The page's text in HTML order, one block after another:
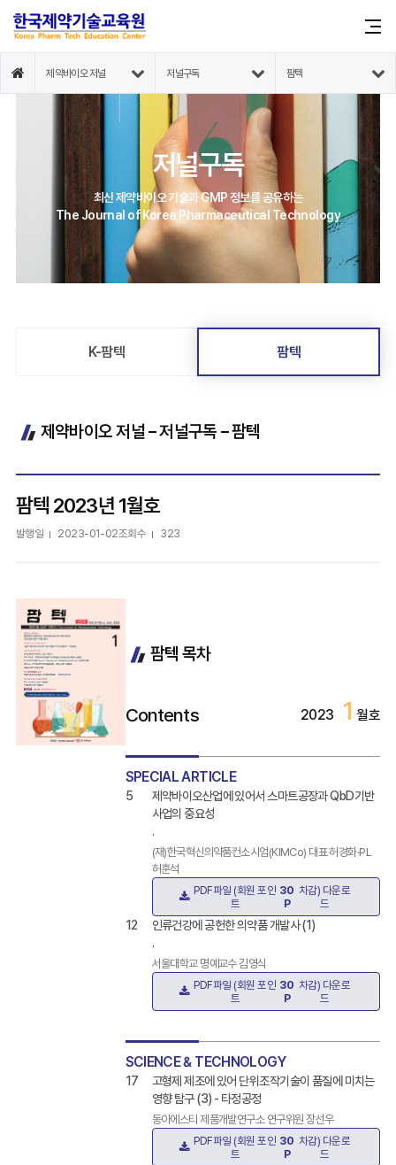
제약바이오 저널 저널구독 팜텍
저널구독
최신 제약바이오 기술과 GMP 정보를 공유하는
The Journal of Korea Pharmaceutical Technology
K-팜텍 팜텍
제약바이오 저널 – 저널구독 – 팜텍
팜텍 2023년 1월호
발행일 2023-01-02조회수 323
팜텍 목차
Contents 2023 1 월호
SPECIAL ARTICLE
5
제약바이오산업에 있어서 스마트공장과 QbD기반
사업의 중요성
.
(재)한국혁신의약품컨소시엄(KIMCo) 대표 허경화·PL
허훈석
PDF파일 (회원 포인
트
30
P
차감) 다운로
드
12
인류건강에 공헌한 의약품 개발사 (1)
.
서울대학교 명예교수 김영식
PDF파일 (회원 포인
트
30
P
차감) 다운로
드
SCIENCE & TECHNOLOGY
17
고형제 제조에 있어 단위조작기술이 품질에 미치는
영향 탐구 (3) - 타정공정
동아에스티 제품개발연구소 연구위원 장선우
PDF파일 (회원 포인
트
30
P
차감) 다운로
드